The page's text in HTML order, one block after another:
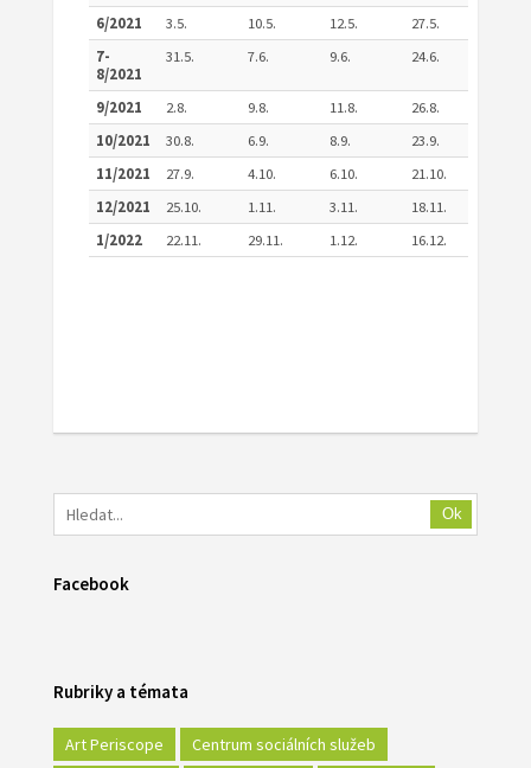
6/2021
3.5. 10.5. 12.5.
27.5.
7-
8/2021
31.5. 7.6. 9.6. 24.6.
9/2021 2.8. 9.8. 11.8.
26.8.
10/2021
30.8. 6.9. 8.9.
23.9.
11/2021
27.9. 4.10. 6.10.
21.10.
12/2021
25.10. 1.11. 3.11.
18.11.
1/2022
22.11. 29.11. 1.12. 16.12.
Ok
Facebook
Rubriky a témata
Art Periscope
Centrum sociálních služeb